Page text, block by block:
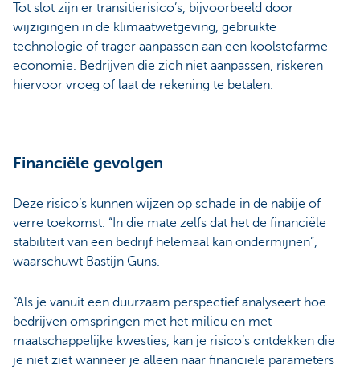
Tot slot zijn er transitierisico’s, bijvoorbeeld door
wijzigingen in de klimaatwetgeving, gebruikte
technologie of trager aanpassen aan een koolstofarme
economie. Bedrijven die zich niet aanpassen, riskeren
hiervoor vroeg of laat de rekening te betalen.
Financiële gevolgen
Deze risico’s kunnen wijzen op schade in de nabije of
verre toekomst. “In die mate zelfs dat het de financiële
stabiliteit van een bedrijf helemaal kan ondermijnen”,
waarschuwt Bastijn Guns.
“Als je vanuit een duurzaam perspectief analyseert hoe
bedrijven omspringen met het milieu en met
maatschappelijke kwesties, kan je risico’s ontdekken die
je niet ziet wanneer je alleen naar financiële parameters